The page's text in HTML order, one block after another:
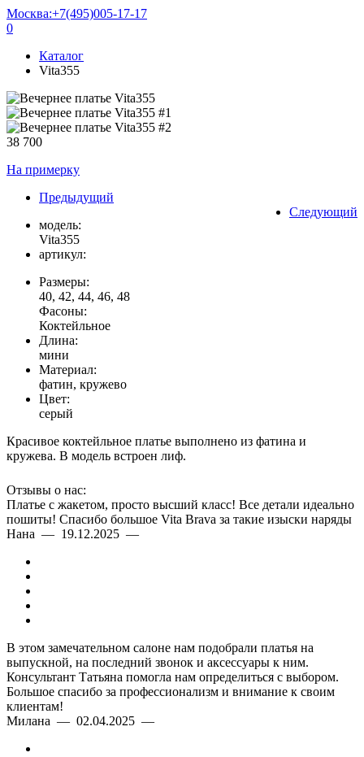
Москва:+7(495)005-17-17
0
Каталог
Vita355
38 700
На примерку
Предыдущий
Следующий
модель:
Vita355
артикул:
Размеры:
40, 42, 44, 46, 48
Фасоны:
Коктейльное
Длина:
мини
Материал:
фатин, кружево
Цвет:
серый
Красивое коктейльное платье выполнено из фатина и
кружева. В модель встроен лиф.
Отзывы о нас:
Платье с жакетом, просто высший класс! Все детали идеально
пошиты! Спасибо большое Vita Brava за такие изыски наряды
Нана — 19.12.2025 —
В этом замечательном салоне нам подобрали платья на
выпускной, на последний звонок и аксессуары к ним.
Консультант Татьяна помогла нам определиться с выбором.
Большое спасибо за профессионализм и внимание к своим
клиентам!
Милана — 02.04.2025 —